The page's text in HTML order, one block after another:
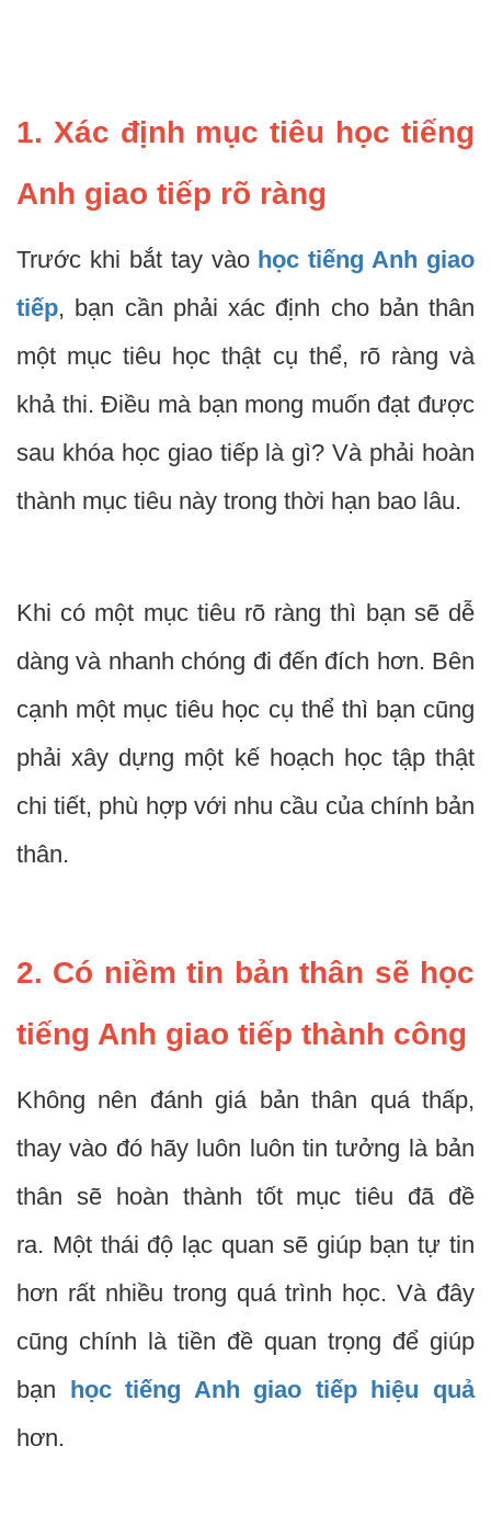
1. Xác định mục tiêu học tiếng
Anh giao tiếp rõ ràng
Trước khi bắt tay vào học tiếng Anh giao
tiếp, bạn cần phải xác định cho bản thân
một mục tiêu học thật cụ thể, rõ ràng và
khả thi. Điều mà bạn mong muốn đạt được
sau khóa học giao tiếp là gì? Và phải hoàn
thành mục tiêu này trong thời hạn bao lâu.
Khi có một mục tiêu rõ ràng thì bạn sẽ dễ
dàng và nhanh chóng đi đến đích hơn. Bên
cạnh một mục tiêu học cụ thể thì bạn cũng
phải xây dựng một kế hoạch học tập thật
chi tiết, phù hợp với nhu cầu của chính bản
thân.
2. Có niềm tin bản thân sẽ học
tiếng Anh giao tiếp thành công
Không nên đánh giá bản thân quá thấp,
thay vào đó hãy luôn luôn tin tưởng là bản
thân sẽ hoàn thành tốt mục tiêu đã đề
ra. Một thái độ lạc quan sẽ giúp bạn tự tin
hơn rất nhiều trong quá trình học. Và đây
cũng chính là tiền đề quan trọng để giúp
bạn học tiếng Anh giao tiếp hiệu quả
hơn.